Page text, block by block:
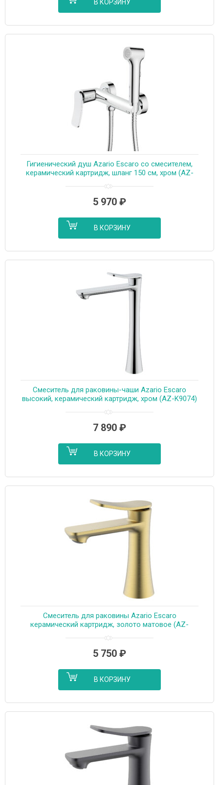
В КОРЗИНУ
Гигиенический душ Azario Escaro со смесителем,
керамический картридж, шланг 150 см, хром (AZ-
5 970 ₽
В КОРЗИНУ
Cмеситель для раковины-чаши Azario Escaro
высокий, керамический картридж, хром (AZ-K9074)
7 890 ₽
В КОРЗИНУ
Cмеситель для раковины Azario Escaro
керамический картридж, золото матовое (AZ-
5 750 ₽
В КОРЗИНУ